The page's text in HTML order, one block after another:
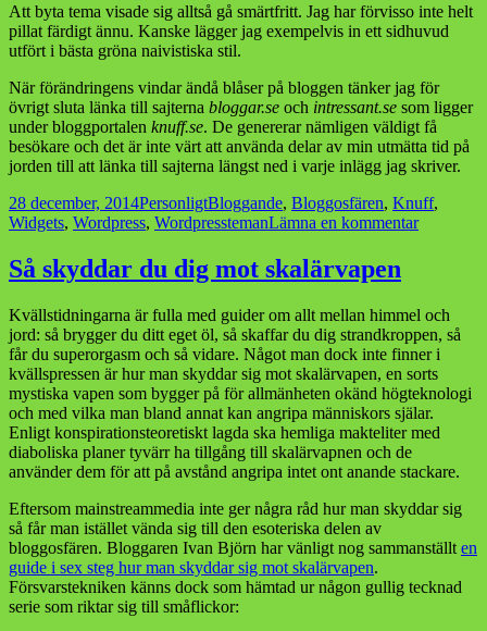
Att byta tema visade sig alltså gå smärtfritt. Jag har förvisso inte helt
pillat färdigt ännu. Kanske lägger jag exempelvis in ett sidhuvud
utfört i bästa gröna naivistiska stil.
När förändringens vindar ändå blåser på bloggen tänker jag för
övrigt sluta länka till sajterna bloggar.se och intressant.se som ligger
under bloggportalen knuff.se. De genererar nämligen väldigt få
besökare och det är inte värt att använda delar av min utmätta tid på
jorden till att länka till sajterna längst ned i varje inlägg jag skriver.
Postat
28 december, 2014Kategorier
PersonligtTaggar
Bloggande, Bloggosfären, Knuff,
Widgets, Wordpress, WordpresstemanLämna en kommentartill
Så skyddar du dig mot skalärvapen
Kvällstidningarna är fulla med guider om allt mellan himmel och
jord: så brygger du ditt eget öl, så skaffar du dig strandkroppen, så
får du superorgasm och så vidare. Något man dock inte finner i
kvällspressen är hur man skyddar sig mot skalärvapen, en sorts
mystiska vapen som bygger på för allmänheten okänd högteknologi
och med vilka man bland annat kan angripa människors själar.
Enligt konspirationsteoretiskt lagda ska hemliga makteliter med
diaboliska planer tyvärr ha tillgång till skalärvapnen och de
använder dem för att på avstånd angripa intet ont anande stackare.
Eftersom mainstreammedia inte ger några råd hur man skyddar sig
så får man istället vända sig till den esoteriska delen av
bloggosfären. Bloggaren Ivan Björn har vänligt nog sammanställt en
guide i sex steg hur man skyddar sig mot skalärvapen.
Försvarstekniken känns dock som hämtad ur någon gullig tecknad
serie som riktar sig till småflickor: